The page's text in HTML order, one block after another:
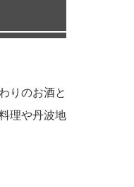
りのお酒と
理や丹波地